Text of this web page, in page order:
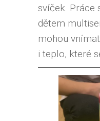
svíček. Práce
dětem
mohou
i teplo, které